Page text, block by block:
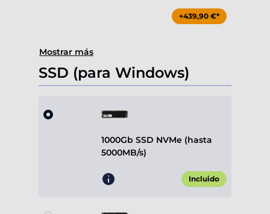
+439,90 €*
Mostrar más
SSD (para Windows)
1000Gb SSD NVMe (hasta
5000MB/s)
Incluido